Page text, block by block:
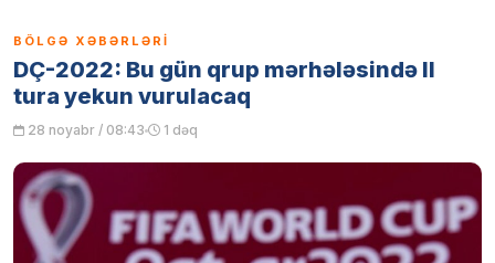
BÖLGƏ XƏBƏRLƏRI
DÇ-2022: Bu gün qrup mərhələsində II
tura yekun vurulacaq
28 noyabr / 08:43 1 dəq